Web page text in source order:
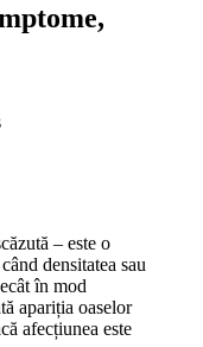
– este o
densitatea sau
în mod
apariția oaselor
afecțiunea este